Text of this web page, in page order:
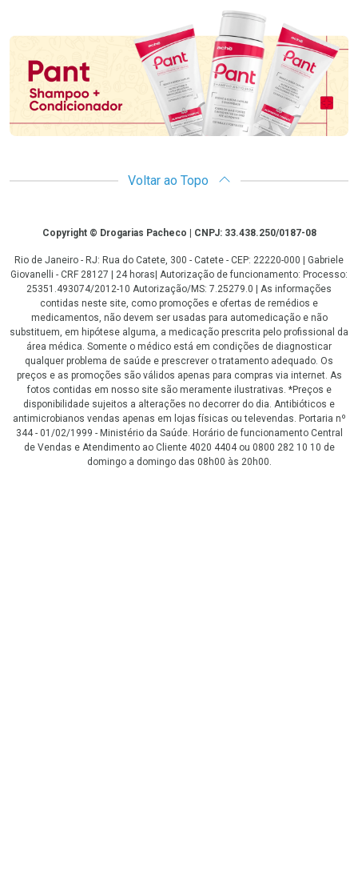
Promoção em Destaque
Voltar ao Topo
CopyrightCopyright © Drogarias Pacheco | CNPJ: 33.438.250/0187-08
Rio de Janeiro - RJ: Rua do Catete, 300 - Catete - CEP: 22220-000 | Gabriele
Giovanelli - CRF 28127 | 24 horas| Autorização de funcionamento: Processo:
25351.493074/2012-10 Autorização/MS: 7.25279.0 | As informações
contidas neste site, como promoções e ofertas de remédios e
medicamentos, não devem ser usadas para automedicação e não
substituem, em hipótese alguma, a medicação prescrita pelo profissional da
área médica. Somente o médico está em condições de diagnosticar
qualquer problema de saúde e prescrever o tratamento adequado. Os
preços e as promoções são válidos apenas para compras via internet. As
fotos contidas em nosso site são meramente ilustrativas. *Preços e
disponibilidade sujeitos a alterações no decorrer do dia. Antibióticos e
antimicrobianos vendas apenas em lojas físicas ou televendas. Portaria nº
344 - 01/02/1999 - Ministério da Saúde. Horário de funcionamento Central
de Vendas e Atendimento ao Cliente 4020 4404 ou 0800 282 10 10 de
domingo a domingo das 08h00 às 20h00.